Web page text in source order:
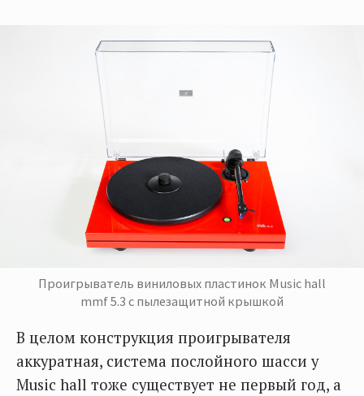
Проигрыватель виниловых пластинок Music hall
mmf 5.3 с пылезащитной крышкой
В целом конструкция проигрывателя
аккуратная, система послойного шасси у
Music hall тоже существует не первый год, а